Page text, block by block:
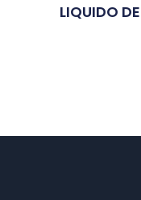
LIQUIDO